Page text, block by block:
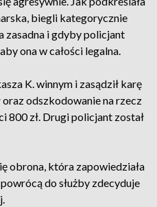
biegli kategorycznie
zasadna i gdyby policjant
ona w całości legalna.
K. winnym i zasądził karę
odszkodowanie na rzecz
800 zł. Drugi policjant został
obrona, która zapowiedziała
do służby zdecyduje